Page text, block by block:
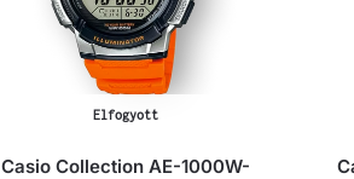
Elfogyott
Casio Collection AE-1000W-